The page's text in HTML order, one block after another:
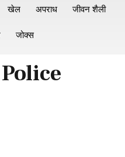
खेल अपराध जीवन शैली
जोक्स